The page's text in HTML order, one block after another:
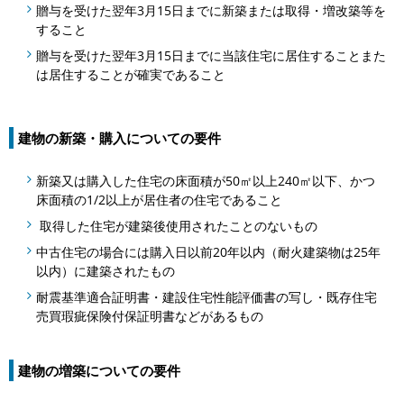
贈与を受けた翌年3月15日までに新築または取得・増改築等を
すること
贈与を受けた翌年3月15日までに当該住宅に居住することまた
は居住することが確実であること
建物の新築・購入についての要件
新築又は購入した住宅の床面積が50㎡以上240㎡以下、かつ
床面積の1/2以上が居住者の住宅であること
取得した住宅が建築後使用されたことのないもの
中古住宅の場合には購入日以前20年以内（耐火建築物は25年
以内）に建築されたもの
耐震基準適合証明書・建設住宅性能評価書の写し・既存住宅
売買瑕疵保険付保証明書などがあるもの
建物の増築についての要件